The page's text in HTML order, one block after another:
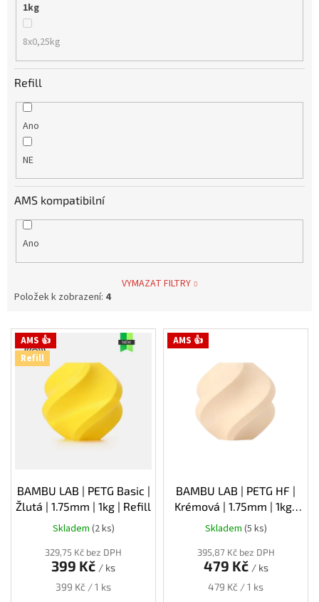
1kg
8x0,25kg
Refill
Ano
NE
AMS kompatibilní
Ano
VYMAZAT FILTRY
Položek k zobrazení: 4
V AMS 👍
Refill
BAMBU LAB | PETG Basic |
Žlutá | 1.75mm | 1kg | Refill
Skladem (2 ks)
329,75 Kč bez DPH
399 Kč / ks
Měrná
399 Kč / 1 ks
AMS 👍
BAMBU LAB | PETG HF |
Krémová | 1.75mm | 1kg |
Spool
Skladem (5 ks)
395,87 Kč bez DPH
479 Kč / ks
Měrná
479 Kč / 1 ks